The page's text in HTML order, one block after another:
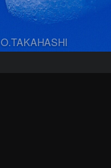
O.TAKAHASHI